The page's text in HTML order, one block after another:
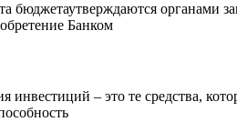
органами
Банком
– это те средства,